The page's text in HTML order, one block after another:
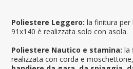
Poliestere Leggero: la finitura per
91x140 è realizzata solo con asola.
Poliestere Nautico e stamina: la
realizzata con corda e moschettone,